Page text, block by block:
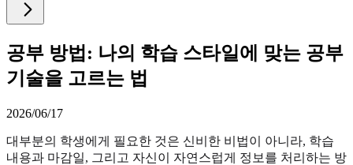
공부 방법: 나의 학습 스타일에 맞는 공부
기술을 고르는 법
2026/06/17
대부분의 학생에게 필요한 것은 신비한 비법이 아니라, 학습
내용과 마감일, 그리고 자신이 자연스럽게 정보를 처리하는 방